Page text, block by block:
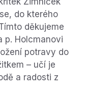
do kterého
děkujeme
p. Holcmanovi
potravy do
– učí je
a radosti z